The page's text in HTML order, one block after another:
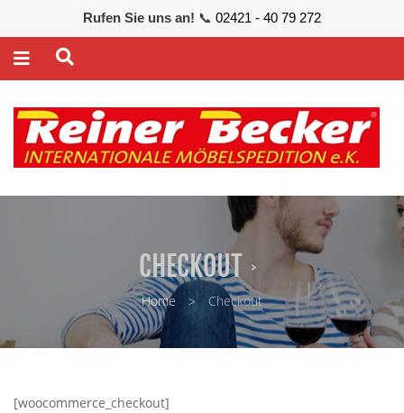
Rufen Sie uns an! 📞 02421 - 40 79 272
CHECKOUT
Home Checkout
[woocommerce_checkout]